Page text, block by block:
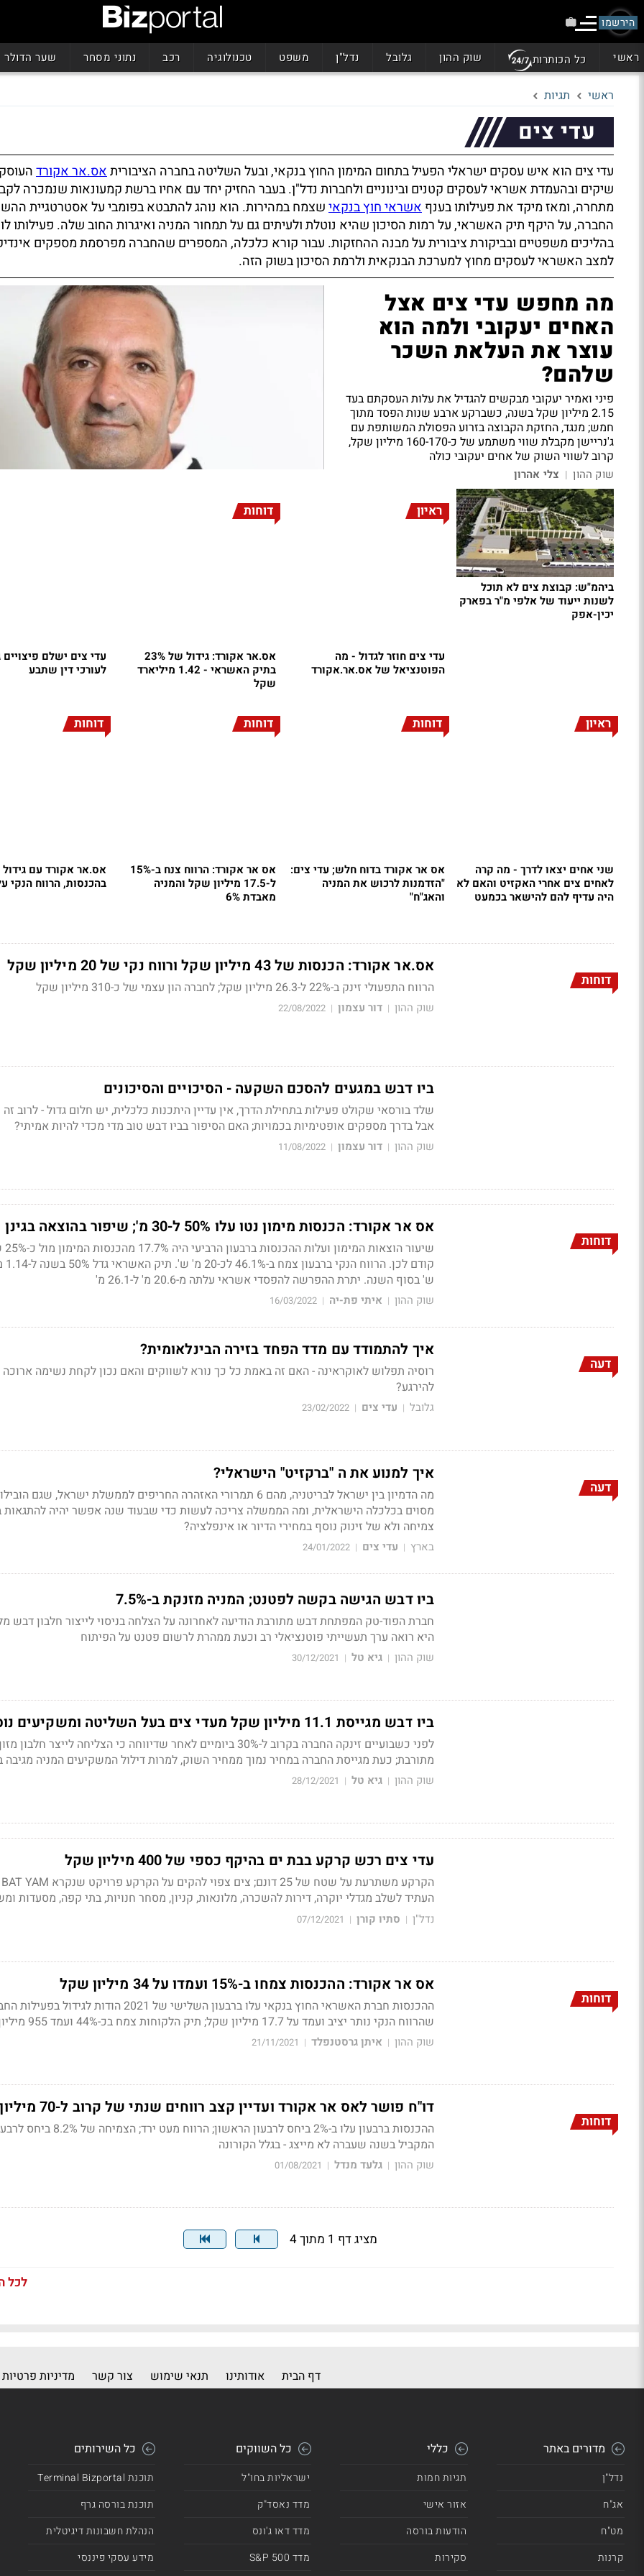
הירשמו
ראשי כל הכותרות שוק ההון גלובל נדל"ן משפט טכנולוגיה רכב נתוני מסחר שער הדולר
ראשי תגיות
עדי צים
עדי צים הוא איש עסקים ישראלי הפעיל בתחום המימון החוץ בנקאי, ובעל השליטה בחברה הציבוריתאס.אר אקורד
שיקים ובהעמדת אשראי לעסקים קטנים ובינוניים ולחברות נדל"ן. בעבר החזיק יחד עם אחיו ברשת קמעונאות שנמכרה
מתחרה, ומאז מיקד את פעילותו בענףאשראי חוץ בנקאישצמח במהירות. הוא נוהג להתבטא בפומבי על אסטרטגיית
החברה, על היקף תיק האשראי, על רמות הסיכון שהיא נוטלת ולעיתים גם על תמחור המניה ואיגרות החוב שלה. פעילותו
בהליכים משפטיים ובביקורת ציבורית על מבנה ההחזקות. עבור קורא כלכלה, המספרים שהחברה מפרסמת מספקים
למצב האשראי לעסקים מחוץ למערכת הבנקאית ולרמת הסיכון בשוק הזה.
מה מחפש עדי צים אצל
האחים יעקובי ולמה הוא
עוצר את העלאת השכר
שלהם?
פיני ואמיר יעקובי מבקשים להגדיל את עלות העסקתם בעד
2.15 מיליון שקל בשנה, כשברקע ארבע שנות הפסד מתוך
חמש; מנגד, החזקת הקבוצה בזרוע הפסולת המשותפת עם
ג'נריישן מקבלת שווי משתמע של כ-160-170 מיליון שקל,
קרוב לשווי השוק של אחים יעקובי כולה
שוק ההון | צלי אהרון
ביהמ"ש: קבוצת צים לא תוכל
לשנות ייעוד של אלפי מ"ר בפארק
יכין-אפק
ראיון
עדי צים חוזר לגדול - מה
הפוטנציאל של אס.אר.אקורד
דוחות
אס.אר אקורד: גידול של 23%
בתיק האשראי - 1.42 מיליארד
שקל
עדי צים ישלם פיצויים
לעורכי דין שתבע
ראיון
שני אחים יצאו לדרך - מה קרה
לאחים צים אחרי האקזיט והאם לא
היה עדיף להם להישאר בכמעט
דוחות
אס אר אקורד בדוח חלש; עדי צים:
"הזדמנות לרכוש את המניה
והאג"ח"
דוחות
אס אר אקורד: הרווח צנח ב-15%
ל-17.5 מיליון שקל והמניה
מאבדת 6%
דוחות
בהכנסות, הרווח הנקי עלה
דוחות
אס.אר אקורד: הכנסות של 43 מיליון שקל ורווח נקי של 20 מיליון שקל
הרווח התפעולי זינק ב-22% ל-26.3 מיליון שקל; לחברה הון עצמי של כ-310 מיליון שקל
שוק ההון | דור עצמון |
22/08/2022
ביו דבש במגעים להסכם השקעה - הסיכויים והסיכונים
שלד בורסאי שקולט פעילות בתחילת הדרך, אין עדיין היתכנות כלכלית, יש חלום גדול - לרוב זה
אבל בדרך מספקים אופטימיות בכמויות; האם הסיפור בביו דבש טוב מדי מכדי להיות אמיתי?
שוק ההון | דור עצמון |
11/08/2022
דוחות
אס אר אקורד: הכנסות מימון נטו עלו 50% ל-30 מ'; שיפור בהוצאה בגינן
ש' בסוף השנה. יתרת ההפרשה להפסדי אשראי עלתה מ-20.6 מ' ל-26.1 מ'
שוק ההון | איתי פת-יה |
16/03/2022
דעה
איך להתמודד עם מדד הפחד בזירה הבינלאומית?
רוסיה תפלוש לאוקראינה - האם זה באמת כל כך נורא לשווקים והאם נכון לקחת נשימה
להירגע?
גלובל | עדי צים |
23/02/2022
דעה
איך למנוע את ה "ברקזיט" הישראלי?
מה הדמיון בין ישראל לבריטניה, מהם 6 תמרורי האזהרה החריפים לממשלת ישראל, שגם
מסוים בכלכלה הישראלית, ומה הממשלה צריכה לעשות כדי שבעוד שנה אפשר יהיה להתגאות
צמיחה ולא של זינוק נוסף במחירי הדיור או אינפלציה?
בארץ | עדי צים |
24/01/2022
ביו דבש הגישה בקשה לפטנט; המניה מזנקת ב-7.5%
חברת הפוד-טק המפתחת דבש מתורבת הודיעה לאחרונה על הצלחה בניסוי לייצור חלבון דבש
היא רואה ערך תעשייתי פוטנציאלי רב וכעת ממהרת לרשום פטנט על הפיתוח
שוק ההון | גיא טל |
30/12/2021
ביו דבש מגייסת 11.1 מיליון שקל מעדי צים בעל השליטה ומשקיעים נוספים
לפני כשבועיים זינקה החברה בקרוב ל-30% ביומיים לאחר שדיווחה כי הצליחה לייצר
מתורבת; כעת מגייסת החברה במחיר נמוך ממחיר השוק, למרות דילול המשקיעים המניה מגיבה
שוק ההון | גיא טל |
28/12/2021
עדי צים רכש קרקע בבת ים בהיקף כספי של 400 מיליון שקל
העתיד לשלב מגדלי יוקרה, דירות להשכרה, מלונאות, קניון, מסחר חנויות, בתי קפה, מסעדות
נדל"ן | סתיו קורן |
07/12/2021
דוחות
אס אר אקורד: ההכנסות צמחו ב-15% ועמדו על 34 מיליון שקל
ההכנסות חברת האשראי החוץ בנקאי עלו ברבעון השלישי של 2021 הודות
שהרווח הנקי נותר יציב ועמד על 17.7 מיליון שקל; תיק הלקוחות צמח בכ-44% ועמד 955 מיליון שקל
שוק ההון | איתן גרסטנפלד |
21/11/2021
דוחות
דו"ח פושר לאס אר אקורד ועדיין קצב רווחים שנתי של קרוב ל-70 מיליון
ההכנסות ברבעון עלו ב-2% ביחס לרבעון הראשון; הרווח מעט ירד; הצמיחה של
המקביל בשנה שעברה לא מייצג - בגלל הקורונה
שוק ההון | גלעד מנדל |
01/08/2021
מציג דף 1 מתוך 4
לכל
דף הבית אודותינו תנאי שימוש צור קשר מדיניות פרטיות
מדורים באתר
נדל"ן
אג"ח
מט"ח
קרנות
כללי
תגיות חמות
אזור אישי
הודעות בורסה
סקירות
כל השווקים
ישראליות בחו"ל
מדד נאסד"ק
מדד דאו ג'ונס
מדד 500 S&P
כל השירותים
תוכנת Terminal Bizportal
תוכנת בורסה גרף
הנהלת חשבונות דיגיטלית
מידע עסקי פיננסי